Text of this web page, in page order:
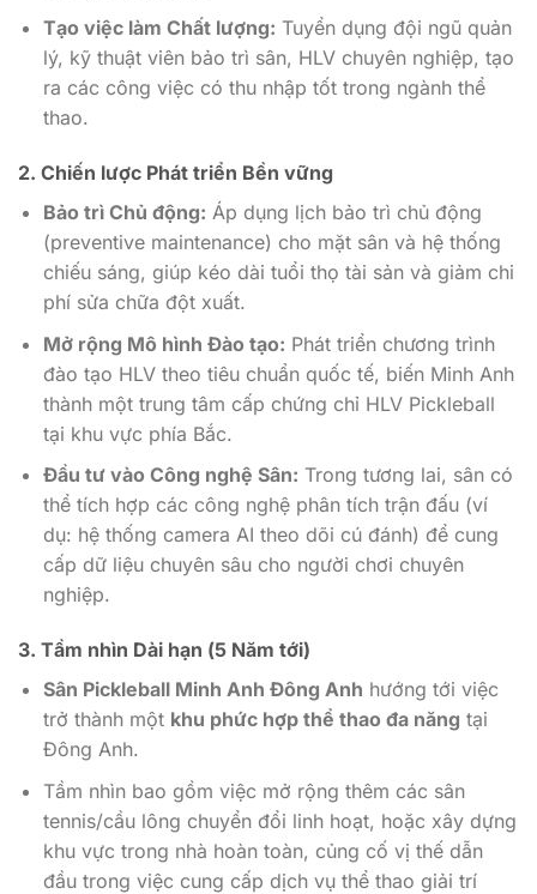
Tạo việc làm Chất lượng: Tuyển dụng đội ngũ quản
lý, kỹ thuật viên bảo trì sân, HLV chuyên nghiệp, tạo
ra các công việc có thu nhập tốt trong ngành thể
thao.
2. Chiến lược Phát triển Bền vững
Bảo trì Chủ động: Áp dụng lịch bảo trì chủ động
(preventive maintenance) cho mặt sân và hệ thống
chiếu sáng, giúp kéo dài tuổi thọ tài sản và giảm chi
phí sửa chữa đột xuất.
Mở rộng Mô hình Đào tạo: Phát triển chương trình
đào tạo HLV theo tiêu chuẩn quốc tế, biến Minh Anh
thành một trung tâm cấp chứng chỉ HLV Pickleball
tại khu vực phía Bắc.
Đầu tư vào Công nghệ Sân: Trong tương lai, sân có
thể tích hợp các công nghệ phân tích trận đấu (ví
dụ: hệ thống camera AI theo dõi cú đánh) để cung
cấp dữ liệu chuyên sâu cho người chơi chuyên
nghiệp.
3. Tầm nhìn Dài hạn (5 Năm tới)
Sân Pickleball Minh Anh Đông Anh hướng tới việc
trở thành một khu phức hợp thể thao đa năng tại
Đông Anh.
Tầm nhìn bao gồm việc mở rộng thêm các sân
tennis/cầu lông chuyển đổi linh hoạt, hoặc xây dựng
khu vực trong nhà hoàn toàn, củng cố vị thế dẫn
đầu trong việc cung cấp dịch vụ thể thao giải trí